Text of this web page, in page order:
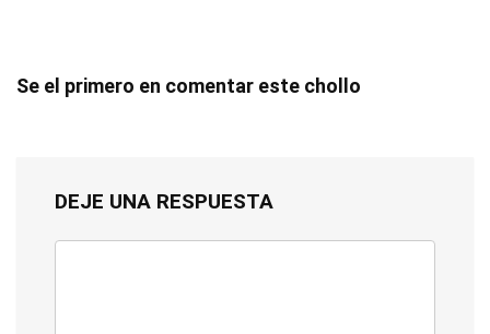
Se el primero en comentar este chollo
DEJE UNA RESPUESTA